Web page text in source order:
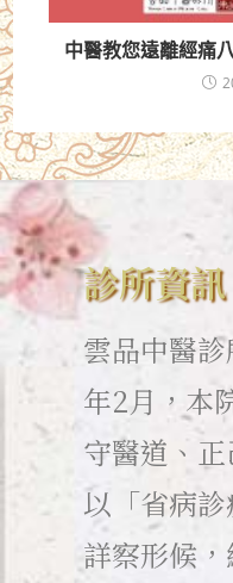
中醫教您遠離經痛
診所資訊
雲品中醫
年2月，本
守醫道、
以「省病
詳察形候